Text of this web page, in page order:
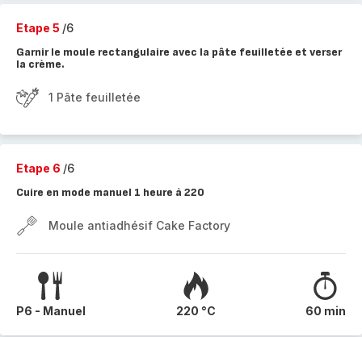
Etape 5 /6
Garnir le moule rectangulaire avec la pâte feuilletée et verser
la crème.
1 Pâte feuilletée
Etape 6 /6
Cuire en mode manuel 1 heure à 220
Moule antiadhésif Cake Factory
P6 - Manuel 220 °C 60 min